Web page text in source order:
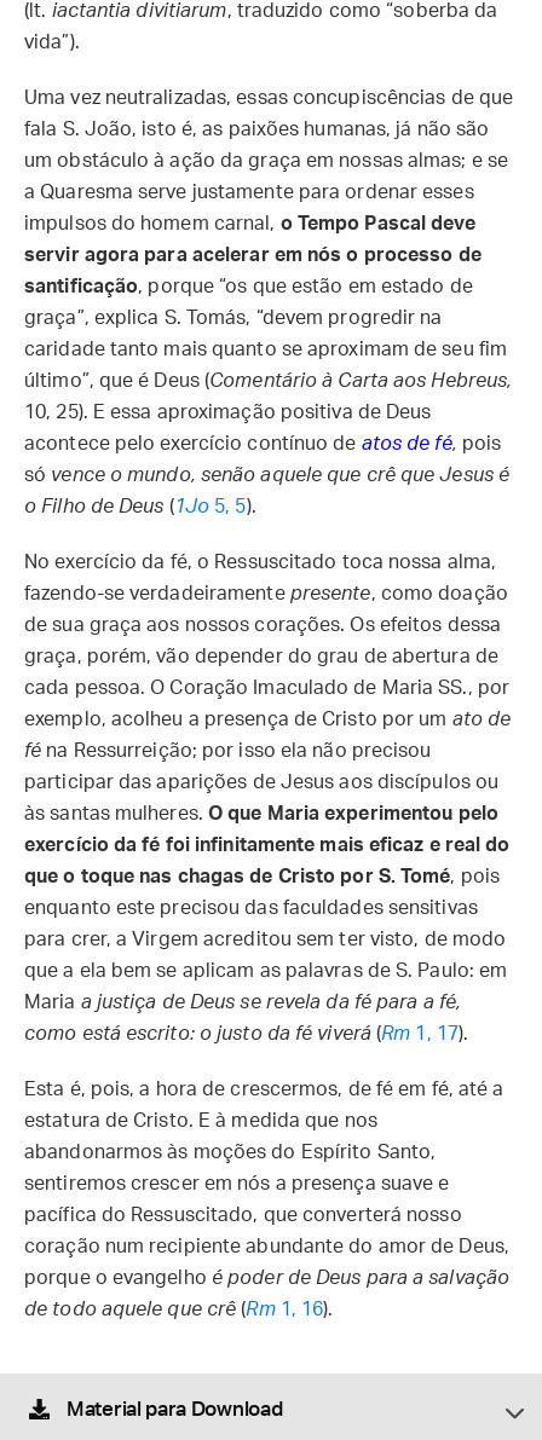
(lt. iactantia divitiarum, traduzido como “soberba da
vida”).
Uma vez neutralizadas, essas concupiscências de que
fala S. João, isto é, as paixões humanas, já não são
um obstáculo à ação da graça em nossas almas; e se
a Quaresma serve justamente para ordenar esses
impulsos do homem carnal, o Tempo Pascal deve
servir agora para acelerar em nós o processo de
santificação, porque “os que estão em estado de
graça”, explica S. Tomás, “devem progredir na
caridade tanto mais quanto se aproximam de seu fim
último”, que é Deus (Comentário à Carta aos Hebreus,
10, 25). E essa aproximação positiva de Deus
acontece pelo exercício contínuo de atos de fé, pois
só vence o mundo, senão aquele que crê que Jesus é
o Filho de Deus (1Jo 5, 5).
No exercício da fé, o Ressuscitado toca nossa alma,
fazendo-se verdadeiramente presente, como doação
de sua graça aos nossos corações. Os efeitos dessa
graça, porém, vão depender do grau de abertura de
cada pessoa. O Coração Imaculado de Maria SS., por
exemplo, acolheu a presença de Cristo por um ato de
fé na Ressurreição; por isso ela não precisou
participar das aparições de Jesus aos discípulos ou
às santas mulheres. O que Maria experimentou pelo
exercício da fé foi infinitamente mais eficaz e real do
que o toque nas chagas de Cristo por S. Tomé, pois
enquanto este precisou das faculdades sensitivas
para crer, a Virgem acreditou sem ter visto, de modo
que a ela bem se aplicam as palavras de S. Paulo: em
Maria a justiça de Deus se revela da fé para a fé,
como está escrito: o justo da fé viverá(Rm 1, 17).
Esta é, pois, a hora de crescermos, de fé em fé, até a
estatura de Cristo. E à medida que nos
abandonarmos às moções do Espírito Santo,
sentiremos crescer em nós a presença suave e
pacífica do Ressuscitado, que converterá nosso
coração num recipiente abundante do amor de Deus,
porque o evangelho é poder de Deus para a salvação
de todo aquele que crê (Rm1, 16).
Material para Download